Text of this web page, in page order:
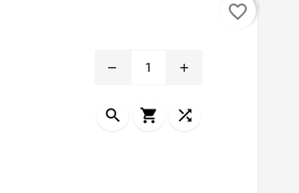
remove add
  
favorite_border